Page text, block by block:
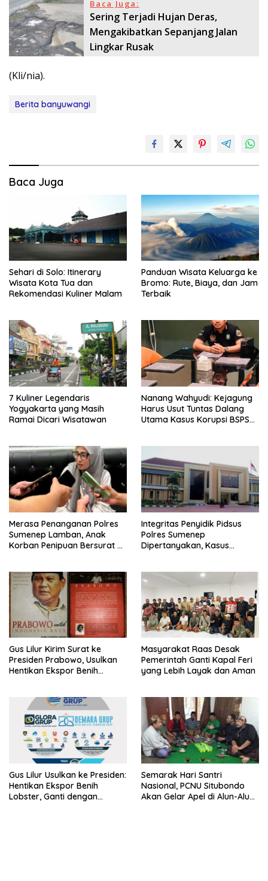
Baca Juga:
Sering Terjadi Hujan Deras,
Mengakibatkan Sepanjang Jalan
Lingkar Rusak
(Kli/nia).
Berita banyuwangi
Baca Juga
Sehari di Solo: Itinerary
Wisata Kota Tua dan
Rekomendasi Kuliner Malam
Panduan Wisata Keluarga ke
Bromo: Rute, Biaya, dan Jam
Terbaik
7 Kuliner Legendaris
Yogyakarta yang Masih
Ramai Dicari Wisatawan
Nanang Wahyudi: Kejagung
Harus Usut Tuntas Dalang
Utama Kasus Korupsi BSPS
Merasa Penanganan Polres
Sumenep Lamban, Anak
Korban Penipuan Bersurat ke
Integritas Penyidik Pidsus
Polres Sumenep
Dipertanyakan, Kasus
Kepastian
Gus Lilur Kirim Surat ke
Presiden Prabowo, Usulkan
Hentikan Ekspor Benih
Masyarakat Raas Desak
Pemerintah Ganti Kapal Feri
yang Lebih Layak dan Aman
Gus Lilur Usulkan ke Presiden:
Hentikan Ekspor Benih
Lobster, Ganti dengan
Semarak Hari Santri
Nasional, PCNU Situbondo
Akan Gelar Apel di Alun-Alun